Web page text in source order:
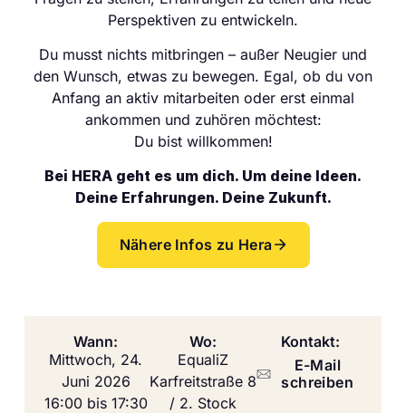
Perspektiven zu entwickeln.
Du musst nichts mitbringen – außer Neugier und
den Wunsch, etwas zu bewegen. Egal, ob du von
Anfang an aktiv mitarbeiten oder erst einmal
ankommen und zuhören möchtest:
Du bist willkommen!
Bei HERA geht es um dich. Um deine Ideen.
Deine Erfahrungen. Deine Zukunft.
Nähere Infos zu Hera
Wann:
Mittwoch, 24.
Juni 2026
16:00 bis 17:30
Wo:
EqualiZ
Karfreitstraße 8
/ 2. Stock
Kontakt:
E-Mail
schreiben